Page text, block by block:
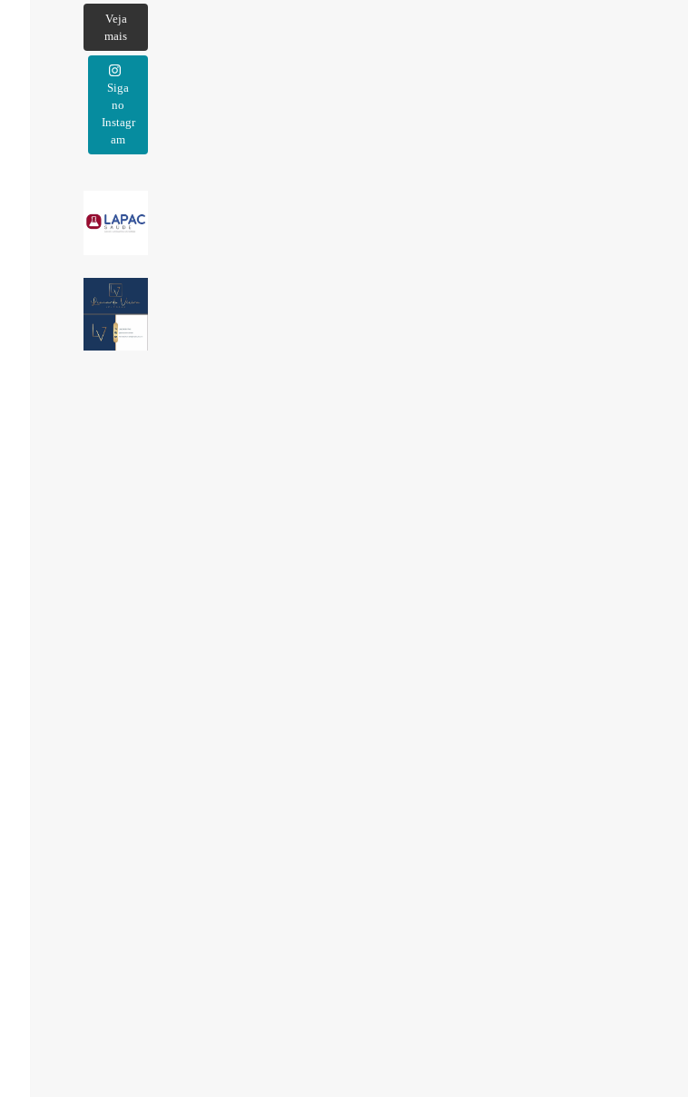
Veja
mais
Siga
no
Instagr
am